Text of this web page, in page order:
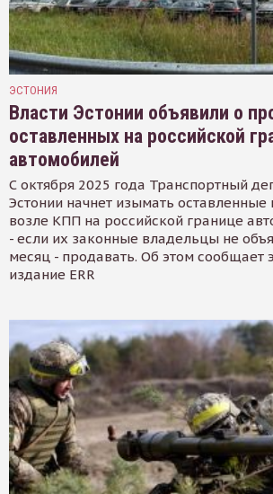
ЭСТОНИЯ
Власти Эстонии объявили о
оставленных на российской
автомобилей
С октября 2025 года Транспортный
Эстонии начнет изымать оставленные
возле КПП на российской границе
- если их законные владельцы не
месяц - продавать. Об этом сообщает
издание ERR